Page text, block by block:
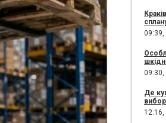
09:39,
09:30,
Де
12:16,